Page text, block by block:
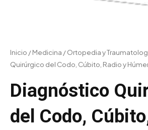
Inicio /Medicina /Ortopedia y
Quirúrgico del Codo, Cúbito, Radio y
Diagnóstico
del Codo,